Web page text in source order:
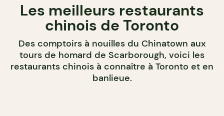
Les meilleurs restaurants
chinois de Toronto
Des comptoirs à nouilles du Chinatown aux
tours de homard de Scarborough, voici les
restaurants chinois à connaître à Toronto et en
banlieue.